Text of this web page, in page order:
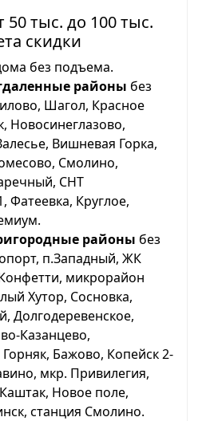
50 тыс. до 100 тыс.
скидки
без подъема.
районы без
Шагол, Красное
Новосинеглазово,
Вишневая Горка,
Смолино,
СНТ
Фатеевка, Круглое,
районы без
п.Западный, ЖК
микрорайон
Хутор, Сосновка,
Долгодеревенское,
Казанцево,
Бажово, Копейск 2-
мкр. Привилегия,
Новое поле,
станция Смолино.